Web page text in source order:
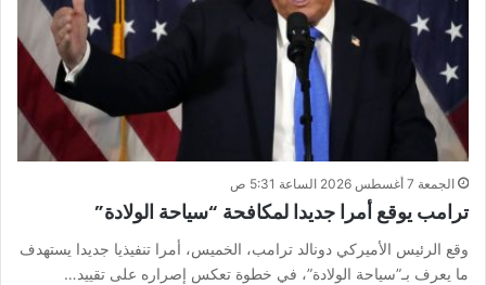
الجمعة 7 أغسطس 2026 الساعة 5:31 ص
ترامب يوقع أمرا جديدا لمكافحة “سياحة الولادة”
وقع الرئيس الأميركي دونالد ترامب، الخميس، أمرا تنفيذيا جديدا يستهدف
ما يعرف بـ”سياحة الولادة”، في خطوة تعكس إصراره على تقييد…